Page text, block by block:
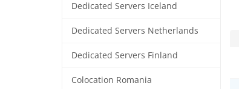
Dedicated Servers Iceland
Dedicated Servers Netherlands
Dedicated Servers Finland
Colocation Romania